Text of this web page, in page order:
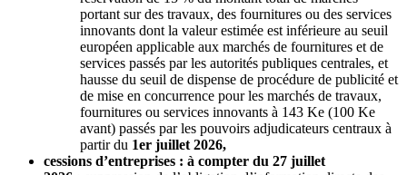
portant sur des travaux, des fournitures ou des services
innovants dont la valeur estimée est inférieure au seuil
européen applicable aux marchés de fournitures et de
services passés par les autorités publiques centrales, et
hausse du seuil de dispense de procédure de publicité et
de mise en concurrence pour les marchés de travaux,
fournitures ou services innovants à 143 Ke (100 Ke
avant) passés par les pouvoirs adjudicateurs centraux à
partir du 1er juillet 2026,
cessions d’entreprises : à compter du 27 juillet